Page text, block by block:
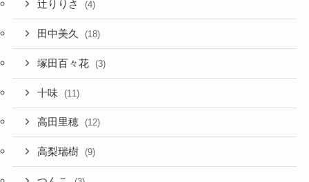
辻りりさ (4)
田中美久 (18)
塚田百々花 (3)
十味 (11)
高田里穂 (12)
高梨瑞樹 (9)